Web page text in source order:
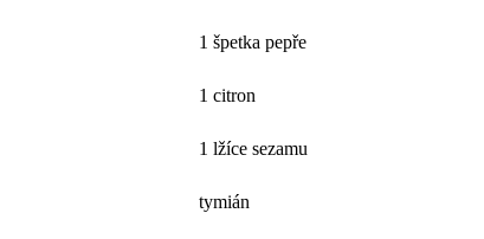
1 špetka pepře
1 citron
1 lžíce sezamu
tymián